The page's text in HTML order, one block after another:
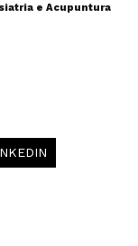
e Acupuntura